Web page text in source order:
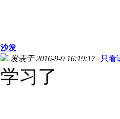
沙发
发表于 2016-9-9 16:19:17 | 只看
学习了